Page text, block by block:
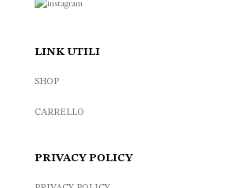
LINK UTILI
SHOP
CARRELLO
PRIVACY POLICY